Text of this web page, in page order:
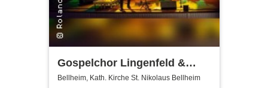
Gospelchor Lingenfeld &
Band in Concert
Bellheim, Kath. Kirche St. Nikolaus Bellheim